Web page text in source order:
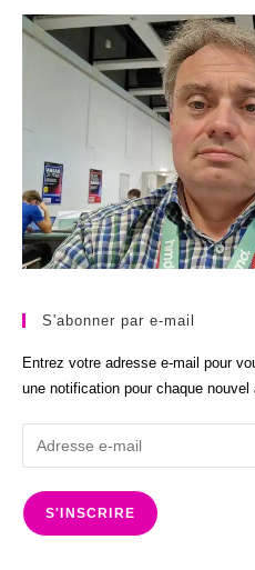
S'abonner par e-mail
Entrez votre adresse e-mail pour
une notification pour chaque nouvel
Adresse
e-
mail
S'INSCRIRE